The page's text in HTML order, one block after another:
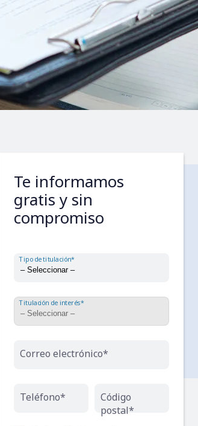
Te informamos
gratis y sin
compromiso
Tipo de titulación*
Titulación de interés*
Correo electrónico*
Teléfono*
Código
postal*